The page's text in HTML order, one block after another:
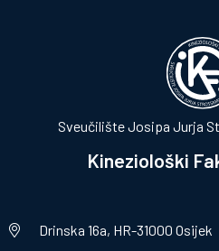
Sveučilište Josipa Jurja
Kineziološki
Drinska 16a, HR-31000 Osijek